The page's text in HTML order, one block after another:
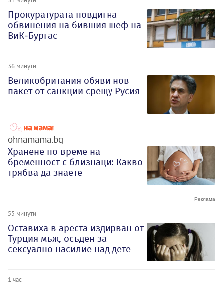
Прокуратурата повдигна
обвинения на бившия шеф на
ВиК-Бургас
36 минути
Великобритания обяви нов
пакет от санкции срещу Русия
ohnamama.bg
Хранене по време на
бременност с близнаци: Какво
трябва да знаете
55 минути
Оставиха в ареста издирван от
Турция мъж, осъден за
сексуално насилие над дете
1 час